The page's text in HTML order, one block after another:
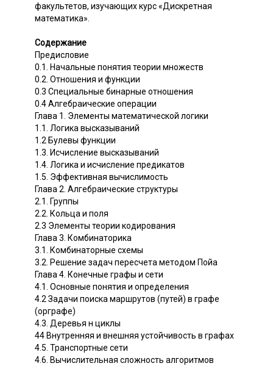
факультетов, изучающих курс «Дискретная
математика».
Содержание
Предисловие
0.1. Начальные понятия теории множеств
0.2. Отношения и функции
0.3 Специальные бинарные отношения
0.4 Алгебраические операции
Глава 1. Элементы математической логики
1.1. Логика высказываний
1.2 Булевы функции
1.3. Исчисление высказываний
1.4. Логика и исчисление предикатов
1.5. Эффективная вычислимость
Глава 2. Алгебраические структуры
2.1. Группы
2.2. Кольца и поля
2.3 Элементы теории кодирования
Глава 3. Комбинаторика
3.1. Комбинаторные схемы
3.2. Решение задач пересчета методом Пойа
Глава 4. Конечные графы и сети
4.1. Основные понятия и определения
4.2 Задачи поиска маршрутов (путей) в графе
(орграфе)
4.3. Деревья н циклы
44 Внутренняя и внешняя устойчивость в графах
4.5. Транспортные сети
4.6. Вычислительная сложность алгоритмов